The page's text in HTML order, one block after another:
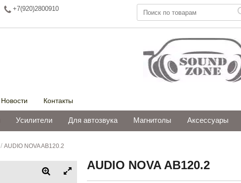
+7(920)2800910
Новости Контакты
Усилители Для автозвука Магнитолы Аксессуары
/ AUDIO NOVA AB120.2
AUDIO NOVA AB120.2